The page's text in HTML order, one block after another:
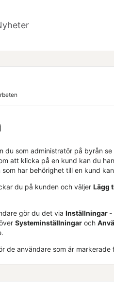
du som administratör på byrån
att klicka på en kund kan du
har behörighet till en kund
du på kunden och väljer Lägg
gör du det via Inställningar -
Systeminställningar och
de användare som är